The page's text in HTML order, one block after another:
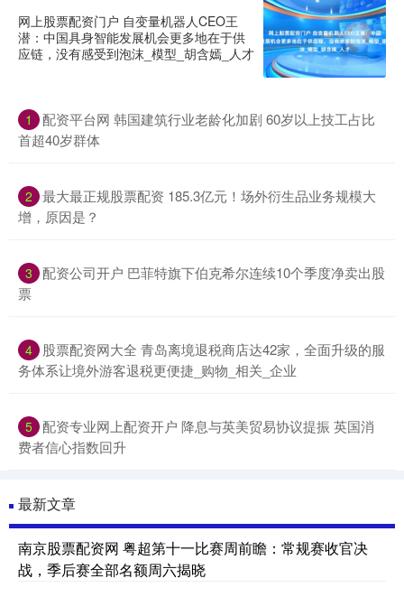
网上股票配资门户 自变量机器人CEO王
潜：中国具身智能发展机会更多地在于供
应链，没有感受到泡沫_模型_胡含嫣_人才
1
配资平台网 韩国建筑行业老龄化加剧 60岁以上技工占比
首超40岁群体
2 最大最正规股票配资 185.3亿元！场外衍生品业务规模大
增，原因是？
3 配资公司开户 巴菲特旗下伯克希尔连续10个季度净卖出股
票
4
股票配资网大全 青岛离境退税商店达42家，全面升级的服
务体系让境外游客退税更便捷_购物_相关_企业
5 配资专业网上配资开户 降息与英美贸易协议提振 英国消
费者信心指数回升
最新文章
南京股票配资网 粤超第十一比赛周前瞻：常规赛收官决
战，季后赛全部名额周六揭晓